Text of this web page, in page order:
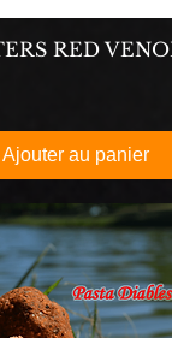
RED
Ajouter au panier